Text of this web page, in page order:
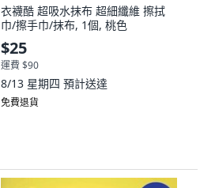
衣襪酷 超吸水抹布 超細纖維 擦拭
巾/擦手巾/抹布, 1個, 桃色
$25
運費 $90
8/13 星期四 預計送達
免費退貨